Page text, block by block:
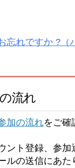
忘れですか ?
流れ
加の流れをご確
ント登録、参加
ルの送信にあた